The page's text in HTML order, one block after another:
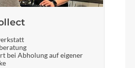
PowerTube 800
Laufradgröße
28 Zoll
bei Abholung auf eigener